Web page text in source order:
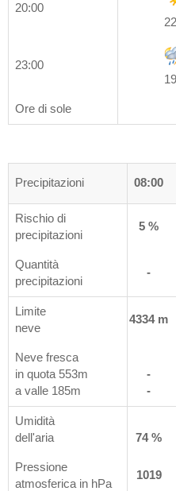
20:00
23:00
Ore di sole
Precipitazioni
05:00 08:00
Rischio di
precipitazioni
10 % 5 %
Quantità
precipitazioni
-
Limite
neve
4334 m
Neve fresca
in quota 553m
a valle 185m
-
-
-
-
Umidità
dell'aria
74 %
Pressione
atmosferica in hPa
1018 1019